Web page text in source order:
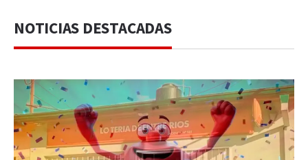
NOTICIAS DESTACADAS